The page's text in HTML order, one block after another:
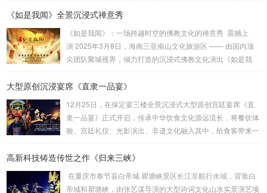
团队：刘峰 杨佳佳 作品聚城视界 总制作总 设 计：刘峰总 导
明技术总监：崔法明舞蹈编导：吴琼 李静作曲音乐：方浚豪
舞美设计：李劼鹏主题包装：王雍舞美工程：大连金沅装...
《如是我闻》全景沉浸式禅意秀
《如是我闻》：一场跨越时空的佛教文化的禅意秀 震撼上
演 2025年3月8日，海南三亚南山文化旅游区 —— 由国内顶
尖团队聚城视界，倾力打造的沉浸式佛教文化演出《如是我
作品，通过创新的舞台设计、先进的科技手段和深刻的文化内
教哲理与现代科技深度融合的沉浸式演出，全景沉浸式禅意秀
《如是我闻》不仅是一场视觉与听觉的盛宴，更是一次对生
命、...
大型原创沉浸宴席《直隶一品宴》
12月25日，在保定宴三楼全景沉浸式大型原创宫廷宴席《直
隶一品宴》正式开启，传承中华饮食文化源远流长，将餐饮体
验、宫廷礼仪、光影演出、非遗文化融入其中，给食客带来一
官府菜第六代传承人，保定宴董事长梁连起先生致力于官府菜
餐一饭精雕细琢尽显匠心传承，将非遗美食与原创戏剧以宴席
高新科技铸造传世之作《归来三峡》
在重庆市奉节县白帝城·瞿塘峡景区长江非航行水域，背靠白
帝城和瞿塘峡，由张艺谋导演的大型诗词文化山水实景演艺项